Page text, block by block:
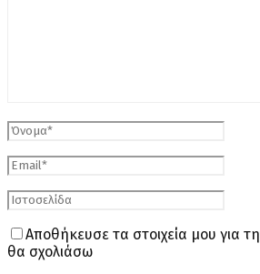
Αποθήκευσε τα στοιχεία μου για
θα σχολιάσω